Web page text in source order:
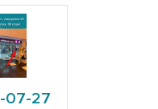
07-27